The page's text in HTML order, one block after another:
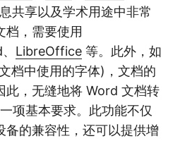
共享以及学术用途中非常
档，需要使用
LibreOffice 等。此外，如
档中使用的字体)，文档的
此，无缝地将 Word 文档转
项基本要求。此功能不仅
备的兼容性，还可以提供增